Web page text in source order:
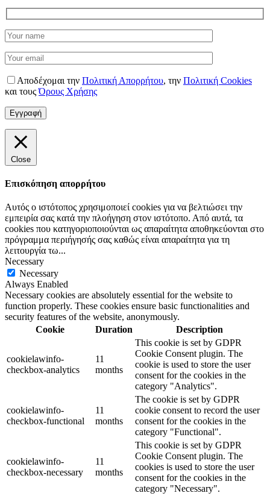
Αποδέχομαι την Πολιτική Απορρήτου, την Πολιτική Cookies
και τουςΌρους Χρήσης
Close
Επισκόπηση απορρήτου
Αυτός ο ιστότοπος χρησιμοποιεί cookies για να βελτιώσει την
εμπειρία σας κατά την πλοήγηση στον ιστότοπο. Από αυτά, τα
cookies που κατηγοριοποιούνται ως απαραίτητα αποθηκεύονται στο
πρόγραμμα περιήγησής σας καθώς είναι απαραίτητα για τη
λειτουργία τω...
Necessary
Necessary
Always Enabled
Necessary cookies are absolutely essential for the website to
function properly. These cookies ensure basic functionalities and
security features of the website, anonymously.
Cookie
Duration Description
cookielawinfo-
checkbox-analytics
11
months
This cookie is set by GDPR
Cookie Consent plugin. The
cookie is used to store the user
consent for the cookies in the
category "Analytics".
cookielawinfo-
checkbox-functional
11
months
The cookie is set by GDPR
cookie consent to record the user
consent for the cookies in the
category "Functional".
cookielawinfo-
checkbox-necessary
11
months
This cookie is set by GDPR
Cookie Consent plugin. The
cookies is used to store the user
consent for the cookies in the
category "Necessary".